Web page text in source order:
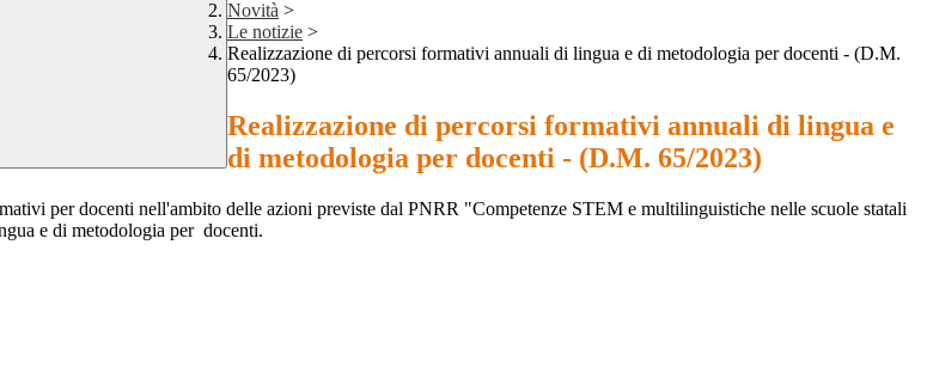
Novità >
Le notizie >
Realizzazione di percorsi formativi annuali di lingua e di metodologia per docenti - (D.M.
65/2023)
Realizzazione di percorsi formativi annuali di lingua e
di metodologia per docenti - (D.M. 65/2023)
per docenti nell'ambito delle azioni previste dal PNRR "Competenze STEM e multilinguistiche nelle scuole statali
e di metodologia per docenti.